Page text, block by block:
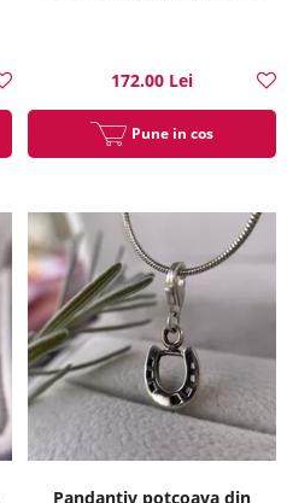
172.00 Lei
Pune in cos
Pandantiv potcoava din